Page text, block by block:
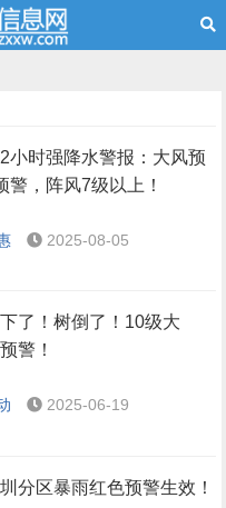
小时强降水警报：大风预
警，阵风7级以上！
2025-08-05
了！树倒了！10级大
警！
2025-06-19
分区暴雨红色预警生效！